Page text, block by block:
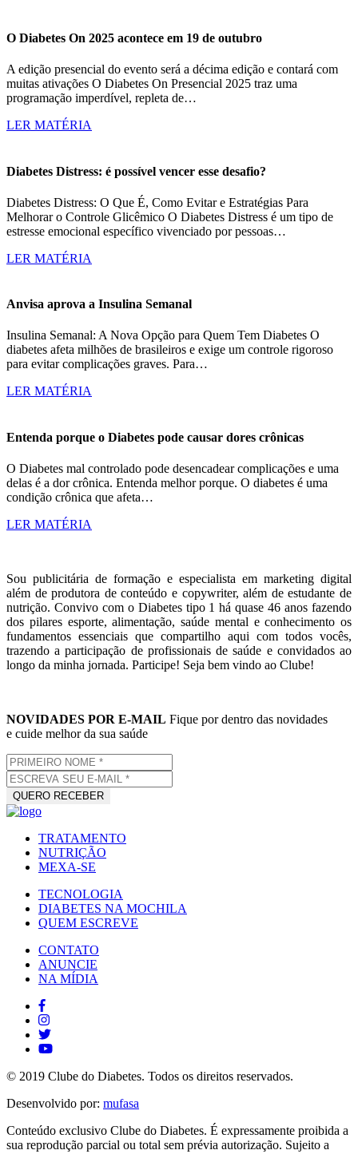
O Diabetes On 2025 acontece em 19 de outubro
A edição presencial do evento será a décima edição e contará com
muitas ativações O Diabetes On Presencial 2025 traz uma
programação imperdível, repleta de…
LER MATÉRIA
Diabetes Distress: é possível vencer esse desafio?
Diabetes Distress: O Que É, Como Evitar e Estratégias Para
Melhorar o Controle Glicêmico O Diabetes Distress é um tipo de
estresse emocional específico vivenciado por pessoas…
LER MATÉRIA
Anvisa aprova a Insulina Semanal
Insulina Semanal: A Nova Opção para Quem Tem Diabetes O
diabetes afeta milhões de brasileiros e exige um controle rigoroso
para evitar complicações graves. Para…
LER MATÉRIA
Entenda porque o Diabetes pode causar dores crônicas
O Diabetes mal controlado pode desencadear complicações e uma
delas é a dor crônica. Entenda melhor porque. O diabetes é uma
condição crônica que afeta…
LER MATÉRIA
Sou publicitária de formação e especialista em marketing digital
além de produtora de conteúdo e copywriter, além de estudante de
nutrição. Convivo com o Diabetes tipo 1 há quase 46 anos fazendo
dos pilares esporte, alimentação, saúde mental e conhecimento os
fundamentos essenciais que compartilho aqui com todos vocês,
trazendo a participação de profissionais de saúde e convidados ao
longo da minha jornada. Participe! Seja bem vindo ao Clube!
NOVIDADES POR E-MAIL Fique por dentro das novidades
e cuide melhor da sua saúde
TRATAMENTO
NUTRIÇÃO
MEXA-SE
TECNOLOGIA
DIABETES NA MOCHILA
QUEM ESCREVE
CONTATO
ANUNCIE
NA MÍDIA
© 2019 Clube do Diabetes. Todos os direitos reservados.
Desenvolvido por: mufasa
Conteúdo exclusivo Clube do Diabetes. É expressamente proibida a
sua reprodução parcial ou total sem prévia autorização. Sujeito a